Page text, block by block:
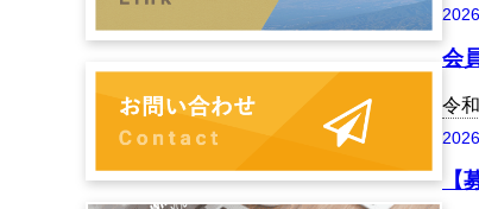
会
令
【